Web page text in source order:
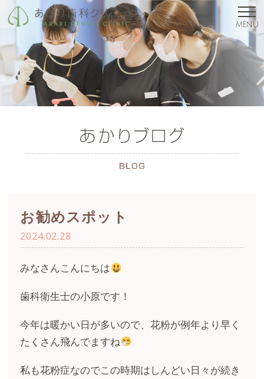
MENU
お勧めスポット
2024.02.28
みなさんこんにちは
歯科衛生士の小原です！
今年は暖かい日が多いので、花粉が例年より早く
たくさん飛んでますね
私も花粉症なのでこの時期はしんどい日々が続き